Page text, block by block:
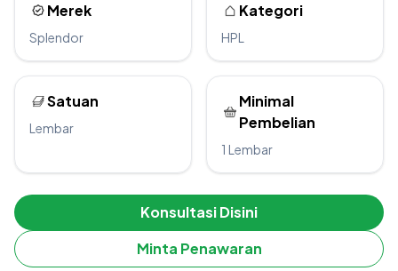
Merek
Splendor
Kategori
HPL
Satuan
Lembar
Minimal
Pembelian
1 Lembar
Konsultasi Disini
Minta Penawaran